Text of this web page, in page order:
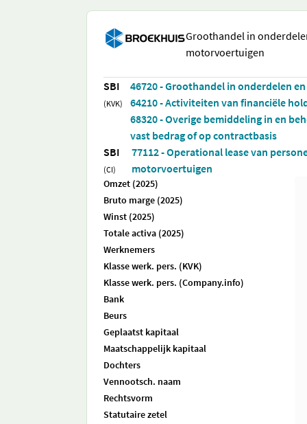
Groothandel in
motorvoertuigen
SBI
(KVK)
46720 - Groothandel in onderdelen
64210 - Activiteiten van financiële
68320 - Overige bemiddeling in en
vast bedrag of op contractbasis
SBI
(CI)
77112 - Operational lease van
motorvoertuigen
Omzet (2025)
Bruto marge (2025)
Winst (2025)
Totale activa (2025)
Werknemers
Klasse werk. pers. (KVK)
Klasse werk. pers. (Company.info)
Bank
Beurs
Geplaatst kapitaal
Maatschappelijk kapitaal
Dochters
Vennootsch. naam
Rechtsvorm
Statutaire zetel